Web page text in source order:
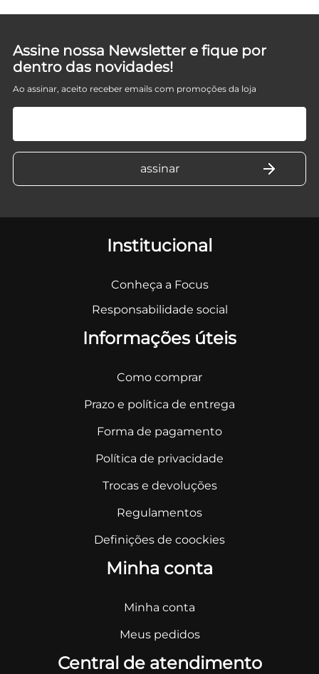
Assine nossa Newsletter e fique por
dentro das novidades!
Ao assinar, aceito receber emails com promoções da loja
Institucional
Conheça a Focus
Responsabilidade social
Informações úteis
Como comprar
Prazo e política de entrega
Forma de pagamento
Política de privacidade
Trocas e devoluções
Regulamentos
Definições de coockies
Minha conta
Minha conta
Meus pedidos
Central de atendimento